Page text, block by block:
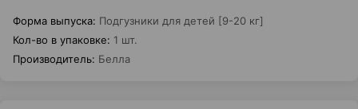
Форма выпуска: Подгузники для детей [9-20 кг]
Кол-во в упаковке: 1 шт.
Производитель: Белла